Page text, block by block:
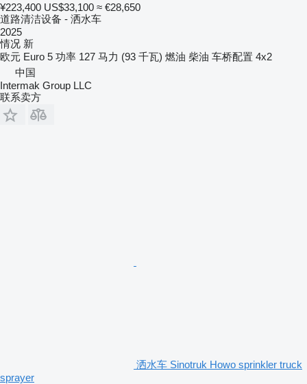
¥223,400 US$33,100 ≈ €28,650
道路清洁设备 - 洒水车
2025
情况 新
欧元 Euro 5 功率 127 马力 (93 千瓦) 燃油 柴油 车桥配置 4x2
中国
Intermak Group LLC
联系卖方
洒水车 Sinotruk Howo sprinkler truck
sprayer